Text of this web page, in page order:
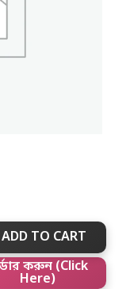
ADD TO CART
করুন (Click
Here)